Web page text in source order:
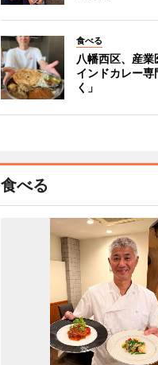
食べる
八幡西区、産
インドカレー専
く」
食べる